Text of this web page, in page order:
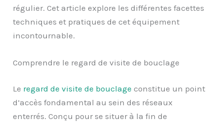
régulier. Cet article explore les différentes facettes
techniques et pratiques de cet équipement
incontournable.
Comprendre le regard de visite de bouclage
Le regard de visite de bouclage constitue un point
d’accès fondamental au sein des réseaux
enterrés. Conçu pour se situer à la fin de